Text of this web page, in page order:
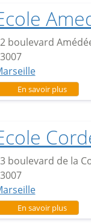
boulevard
En savoir plussur
boulevard de la
En savoir plussur